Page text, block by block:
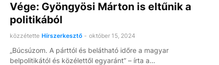
Vége: Gyöngyösi Márton is eltűnik a
politikából
közzétette Hírszerkesztő - október 15, 2024
„Búcsúzom. A párttól és belátható időre a magyar
belpolitikától és közélettől egyaránt” – írta a…